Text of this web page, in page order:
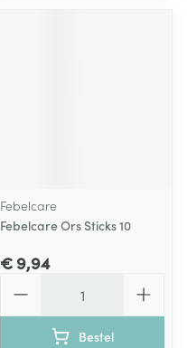
Febelcare
Febelcare Ors Sticks 10
€ 9,94
Bestel